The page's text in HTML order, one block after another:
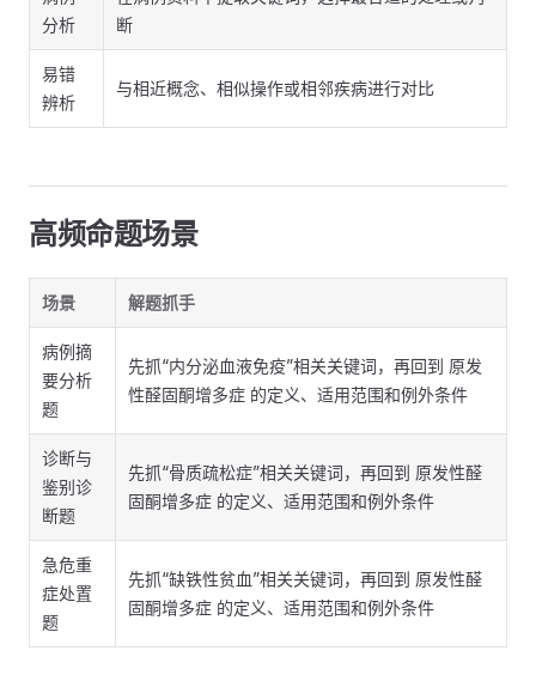
分析
断
易错
辨析
与相近概念、相似操作或相邻疾病进行对比
高频命题场景
场景 解题抓手
病例摘
要分析
题
先抓“内分泌血液免疫”相关关键词，再回到 原发
性醛固酮增多症 的定义、适用范围和例外条件
诊断与
鉴别诊
断题
先抓“骨质疏松症”相关关键词，再回到 原发性醛
固酮增多症 的定义、适用范围和例外条件
急危重
症处置
题
先抓“缺铁性贫血”相关关键词，再回到 原发性醛
固酮增多症 的定义、适用范围和例外条件